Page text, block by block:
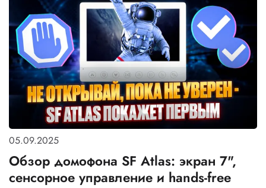
05.09.2025
Обзор домофона SF Atlas: экран 7",
сенсорное управление и hands-free